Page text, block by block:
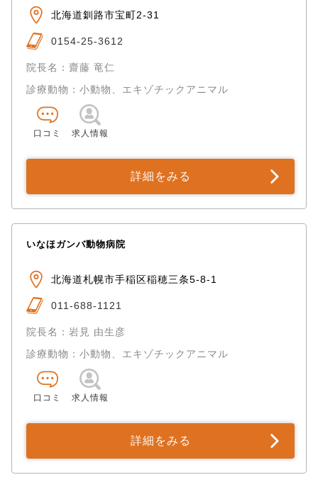
北海道釧路市宝町2-31
0154-25-3612
院長名：齋藤 竜仁
診療動物：小動物、エキゾチックアニマル
口コミ 求人情報
詳細をみる
いなほガンバ動物病院
北海道札幌市手稲区稲穂三条5-8-1
011-688-1121
院長名：岩見 由生彦
診療動物：小動物、エキゾチックアニマル
口コミ 求人情報
詳細をみる